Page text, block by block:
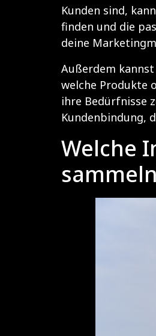
Kunden sind,
finden und die
deine
Außerdem
welche Produkte
ihre Bedürfnisse
Kundenbindung,
Welche